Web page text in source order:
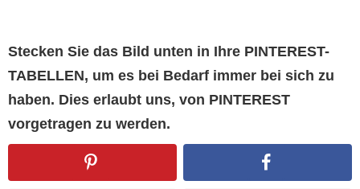
Stecken Sie das Bild unten in Ihre PINTEREST-
TABELLEN, um es bei Bedarf immer bei sich zu
haben. Dies erlaubt uns, von PINTEREST
vorgetragen zu werden.